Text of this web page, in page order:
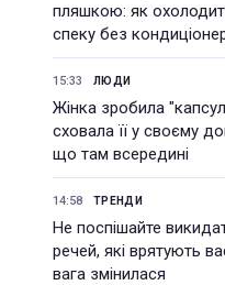
пляшкою: як
спеку без
15:33 ЛЮДИ
Жінка зробила
сховала її у своєму
що там всередині
14:58 ТРЕНДИ
Не поспішайте
речей, які врятують
вага змінилася